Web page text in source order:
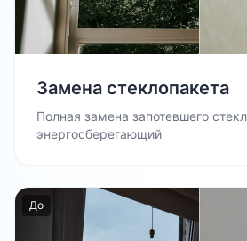
Замена стеклопакета
Полная замена запотевшего
энергосберегающий
До